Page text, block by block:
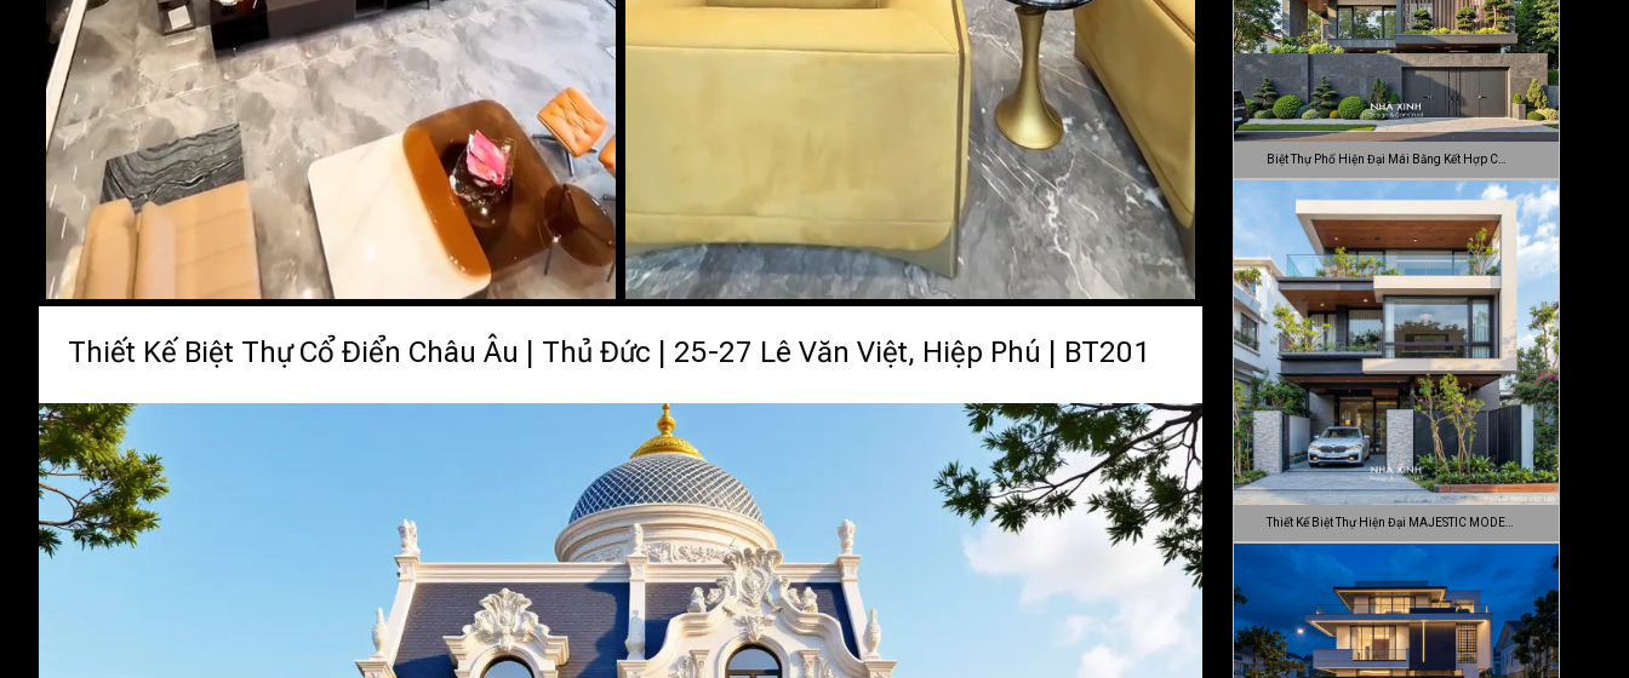
Thiết Kế Biệt Thự Cổ Điển Châu Âu | Thủ Đức | 25-27 Lê Văn Việt, Hiệp Phú | BT201
Biệt Thự Phố Hiện Đại Mái Bằng Kết Hợp C…
Thiết Kế Biệt Thự Hiện Đại MAJESTIC MODE…